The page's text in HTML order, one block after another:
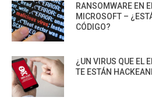
RANSOMWARE EN
MICROSOFT –
CÓDIGO?
¿UN VIRUS QUE EL
TE ESTÁN